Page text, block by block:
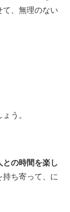
て、無理のない
う。
の時間を楽し
持ち寄って、に